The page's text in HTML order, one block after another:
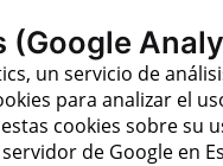
(Google
un servicio de
para analizar el
cookies sobre su
de Google en